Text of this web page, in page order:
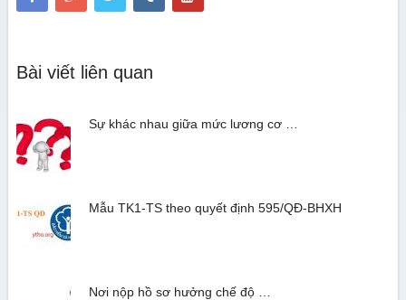
Bài viết liên quan
Sự khác nhau giữa mức lương cơ …
Mẫu TK1-TS theo quyết định 595/QĐ-BHXH
Nơi nộp hồ sơ hưởng chế độ …